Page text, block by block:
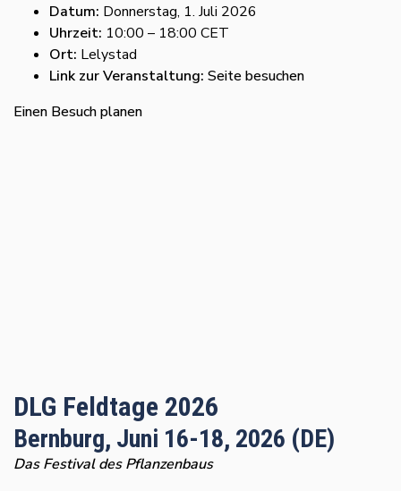
Datum: Donnerstag, 1. Juli 2026
Uhrzeit: 10:00 – 18:00 CET
Ort: Lelystad
Link zur Veranstaltung: Seite besuchen
Einen Besuch planen
DLG Feldtage 2026
Bernburg, Juni 16-18, 2026 (DE)
Das Festival des Pflanzenbaus